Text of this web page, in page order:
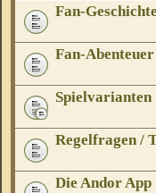
Fan-
Fan-
Spielvarianten
Regelfragen /
Die Andor App